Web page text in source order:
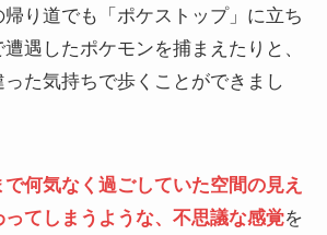
帰り道でも「ポケストップ」に立ち
遇したポケモンを捕まえたりと、
た気持ちで歩くことができまし
で何気なく過ごしていた空間の見え
てしまうような、不思議な感覚を